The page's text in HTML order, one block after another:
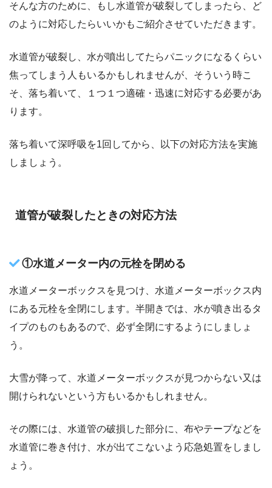
そんな方のために、もし水道管が破裂してしまったら、ど
のように対応したらいいかもご紹介させていただきます。
水道管が破裂し、水が噴出してたらパニックになるくらい
焦ってしまう人もいるかもしれませんが、そういう時こ
そ、落ち着いて、１つ１つ適確・迅速に対応する必要があ
ります。
落ち着いて深呼吸を1回してから、以下の対応方法を実施
しましょう。
道管が破裂したときの対応方法
①水道メーター内の元栓を閉める
水道メーターボックスを見つけ、水道メーターボックス内
にある元栓を全閉にします。半開きでは、水が噴き出るタ
イプのものもあるので、必ず全閉にするようにしましょ
う。
大雪が降って、水道メーターボックスが見つからない又は
開けられないという方もいるかもしれません。
その際には、水道管の破損した部分に、布やテープなどを
水道管に巻き付け、水が出てこないよう応急処置をしまし
ょう。